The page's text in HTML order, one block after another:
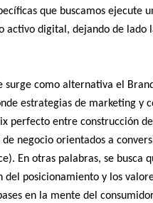
que buscamos ejecute
activo digital, dejando de lado
surge como alternativa el
estrategias de marketing y
perfecto entre construcción
negocio orientados a
En otras palabras, se busca
del posicionamiento y los
en la mente del